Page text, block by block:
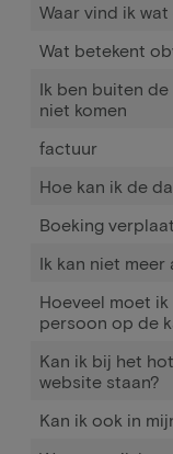
Waar vind ik
Wat betekent
Ik ben buiten
niet komen
factuur
Hoe kan ik de
Boeking
Ik kan niet meer
Hoeveel moet
persoon op de
Kan ik bij het
website staan?
Kan ik ook in